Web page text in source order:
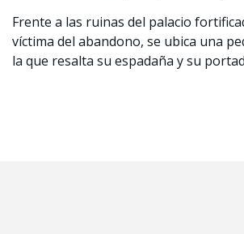
Frente a las ruinas del palacio
víctima del abandono, se ubica una
la que resalta su espadaña y su